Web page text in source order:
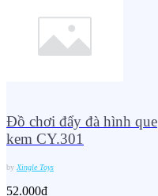
Đồ chơi đẩy đà hình que
kem CY.301
by Xingle Toys
52.000đ